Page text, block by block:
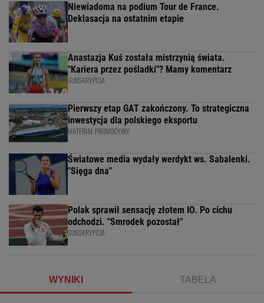
Niewiadoma na podium Tour de France.
Deklasacja na ostatnim etapie
Anastazja Kuś została mistrzynią świata.
"Kariera przez pośladki"? Mamy komentarz
SUBSKRYPCJA
Pierwszy etap GAT zakończony. To strategiczna
inwestycja dla polskiego eksportu
MATERIAŁ PROMOCYJNY
Światowe media wydały werdykt ws. Sabalenki.
"Sięga dna"
Polak sprawił sensację złotem IO. Po cichu
odchodzi. "Smrodek pozostał"
SUBSKRYPCJA
WYNIKI TABELA